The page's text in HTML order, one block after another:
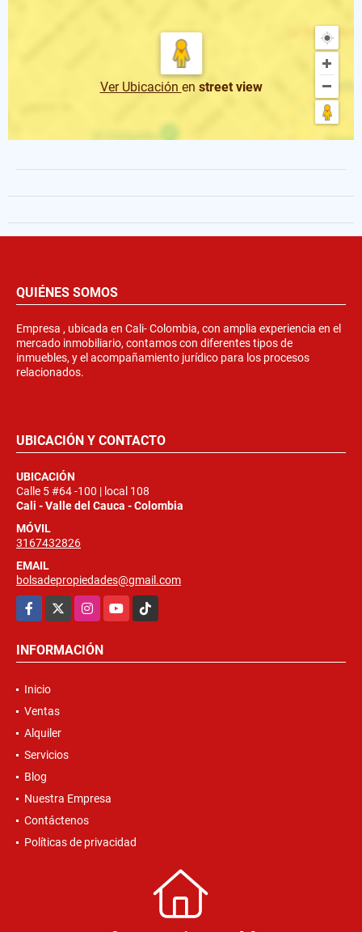
Ver Ubicación en street view
QUIÉNES SOMOS
Empresa , ubicada en Cali- Colombia, con amplia experiencia en el
mercado inmobiliario, contamos con diferentes tipos de
inmuebles, y el acompañamiento jurídico para los procesos
relacionados.
UBICACIÓN Y CONTACTO
UBICACIÓN
Calle 5 #64 -100 | local 108
Cali - Valle del Cauca - Colombia
MÓVIL
3167432826
EMAIL
bolsadepropiedades@gmail.com
Facebook
InstagramYouTubeTikTok
INFORMACIÓN
Inicio
Ventas
Alquiler
Servicios
Blog
Nuestra Empresa
Contáctenos
Políticas de privacidad